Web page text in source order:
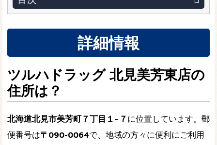
詳細情報
ツルハドラッグ 北見美芳東店の
住所は？
北海道北見市美芳町７丁目１−７ に位置しています。郵
便番号は〒090-0064で、地域の方々に便利にご利用